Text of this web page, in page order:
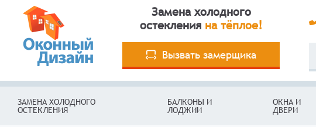
Замена холодного
остекления на тёплое!
Вызвать замерщика
ЗАМЕНА ХОЛОДНОГО
ОСТЕКЛЕНИЯ
БАЛКОНЫ И
ЛОДЖИИ
ОКНА И
ДВЕРИ